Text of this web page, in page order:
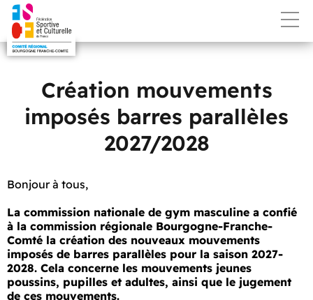
Création mouvements
imposés barres parallèles
2027/2028
Bonjour à tous,
La commission nationale de gym masculine a confié
à la commission régionale Bourgogne-Franche-
Comté la création des nouveaux mouvements
imposés de barres parallèles pour la saison 2027-
2028. Cela concerne les mouvements jeunes
poussins, pupilles et adultes, ainsi que le jugement
de ces mouvements.